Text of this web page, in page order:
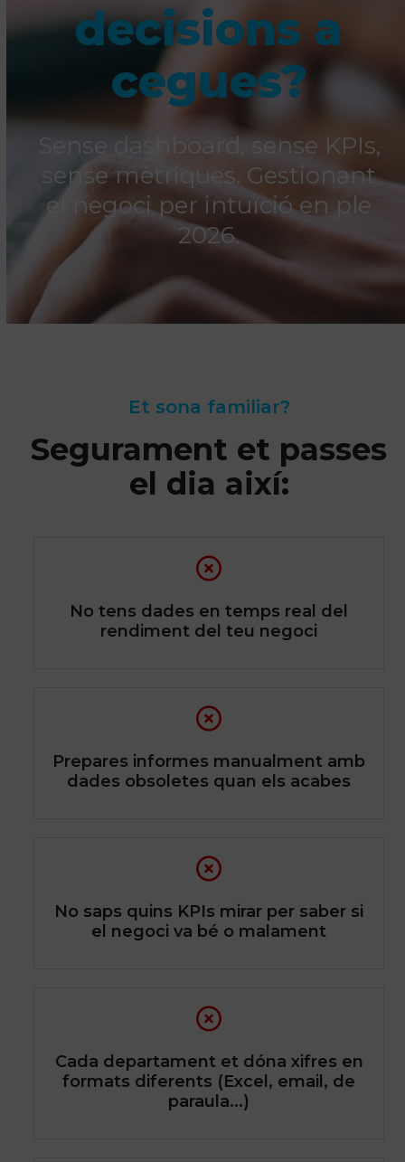
decisions a
cegues?
Sense dashboard, sense KPIs,
sense mètriques. Gestionant
el negoci per intuïció en ple
2026.
Et sona familiar?
Segurament et passes
el dia així:
No tens dades en temps real del
rendiment del teu negoci
Prepares informes manualment amb
dades obsoletes quan els acabes
No saps quins KPIs mirar per saber si
el negoci va bé o malament
Cada departament et dóna xifres en
formats diferents (Excel, email, de
paraula...)